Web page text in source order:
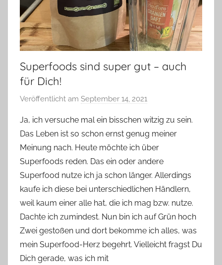
Superfoods sind super gut – auch
für Dich!
Veröffentlicht am September 14, 2021
n
Y
v
o
n
n
e
Ja, ich versuche mal ein bisschen witzig zu sein.
Das Leben ist so schon ernst genug meiner
Meinung nach. Heute möchte ich über
Superfoods reden. Das ein oder andere
Superfood nutze ich ja schon länger. Allerdings
kaufe ich diese bei unterschiedlichen Händlern,
weil kaum einer alle hat, die ich mag bzw. nutze.
Dachte ich zumindest. Nun bin ich auf Grün hoch
Zwei gestoßen und dort bekomme ich alles, was
mein Superfood-Herz begehrt. Vielleicht fragst Du
Dich gerade, was ich mit